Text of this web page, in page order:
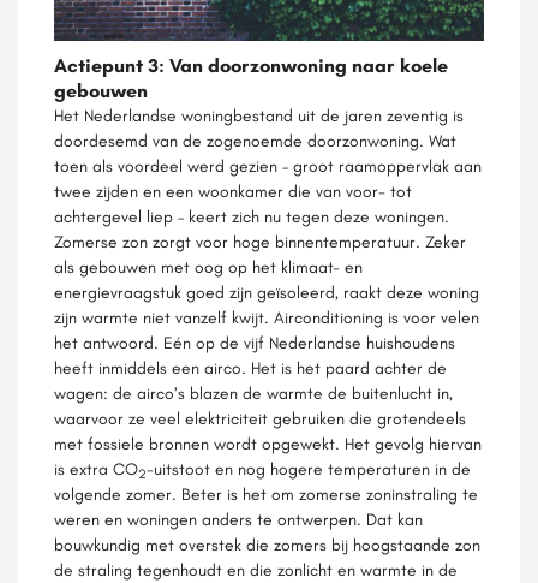
Actiepunt 3: Van doorzonwoning naar koele
gebouwen
Het Nederlandse woningbestand uit de jaren zeventig is
doordesemd van de zogenoemde doorzonwoning. Wat
toen als voordeel werd gezien – groot raamoppervlak aan
twee zijden en een woonkamer die van voor- tot
achtergevel liep – keert zich nu tegen deze woningen.
Zomerse zon zorgt voor hoge binnentemperatuur. Zeker
als gebouwen met oog op het klimaat- en
energievraagstuk goed zijn geïsoleerd, raakt deze woning
zijn warmte niet vanzelf kwijt. Airconditioning is voor velen
het antwoord. Eén op de vijf Nederlandse huishoudens
heeft inmiddels een airco. Het is het paard achter de
wagen: de airco’s blazen de warmte de buitenlucht in,
waarvoor ze veel elektriciteit gebruiken die grotendeels
met fossiele bronnen wordt opgewekt. Het gevolg hiervan
is extra CO2-uitstoot en nog hogere temperaturen in de
volgende zomer. Beter is het om zomerse zoninstraling te
weren en woningen anders te ontwerpen. Dat kan
bouwkundig met overstek die zomers bij hoogstaande zon
de straling tegenhoudt en die zonlicht en warmte in de